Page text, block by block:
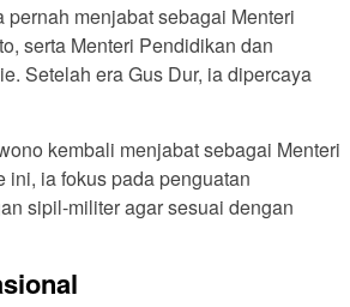
menjabat sebagai Menteri
serta Menteri Pendidikan dan
Setelah era Gus Dur, ia dipercaya
kembali menjabat sebagai Menteri
ini, ia fokus pada penguatan
sipil-militer agar sesuai dengan